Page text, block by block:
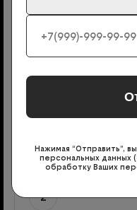
1
телефона в
консультант смог
2
Нажимая “Отправить”,
персональных данных (
обработку Ваших